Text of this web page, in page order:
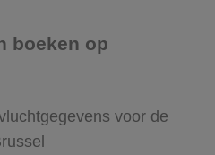
boeken op
voor de